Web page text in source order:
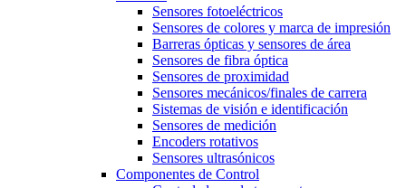
Sensores fotoeléctricos
Sensores de colores y marca de impresión
Barreras ópticas y sensores de área
Sensores de fibra óptica
Sensores de proximidad
Sensores mecánicos/finales de carrera
Sistemas de visión e identificación
Sensores de medición
Encoders rotativos
Sensores ultrasónicos
Componentes de Control